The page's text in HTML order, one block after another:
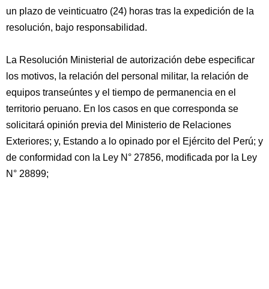
un plazo de veinticuatro (24) horas tras la expedición de la
resolución, bajo responsabilidad.
La Resolución Ministerial de autorización debe especificar
los motivos, la relación del personal militar, la relación de
equipos transeúntes y el tiempo de permanencia en el
territorio peruano. En los casos en que corresponda se
solicitará opinión previa del Ministerio de Relaciones
Exteriores; y, Estando a lo opinado por el Ejército del Perú; y
de conformidad con la Ley N° 27856, modificada por la Ley
N° 28899;